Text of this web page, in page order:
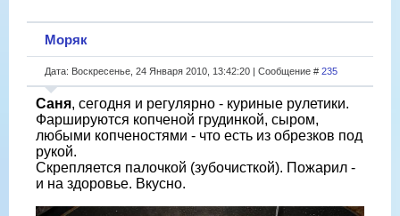
Моряк
Дата: Воскресенье, 24 Января 2010, 13:42:20 | Сообщение # 235
Саня, сегодня и регулярно - куриные рулетики.
Фаршируются копченой грудинкой, сыром,
любыми копченостями - что есть из обрезков под
рукой.
Скрепляется палочкой (зубочисткой). Пожарил -
и на здоровье. Вкусно.